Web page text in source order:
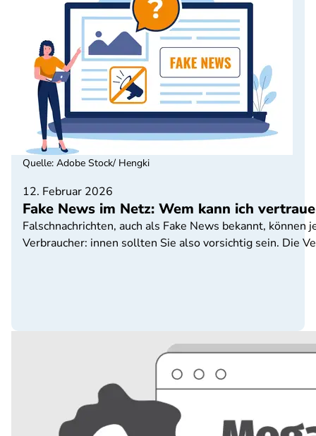
12. Februar 2026
Fake News im Netz: Wem kann ich
Falschnachrichten, auch als Fake News bekannt,
Verbraucher: innen sollten Sie also vorsichtig sein. Die
Quelle: Adobe Stock/ Hengki